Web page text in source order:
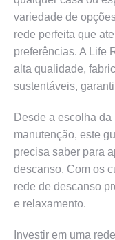
variedade de
rede perfeita que
preferências. A Life
alta qualidade,
sustentáveis,
Desde a escolha
manutenção, este
precisa saber para
descanso. Com os
rede de descanso
e relaxamento.
Investir em uma